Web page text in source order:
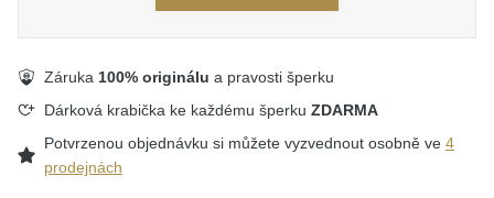
Záruka 100% originálu a pravosti šperku
Dárková krabička ke každému šperku ZDARMA
Potvrzenou objednávku si můžete vyzvednout osobně ve 4
prodejnách